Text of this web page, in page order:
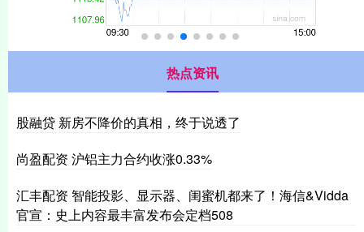
热点资讯
股融贷 新房不降价的真相，终于说透了
尚盈配资 沪铝主力合约收涨0.33%
汇丰配资 智能投影、显示器、闺蜜机都来了！海信&Vidda
官宣：史上内容最丰富发布会定档508